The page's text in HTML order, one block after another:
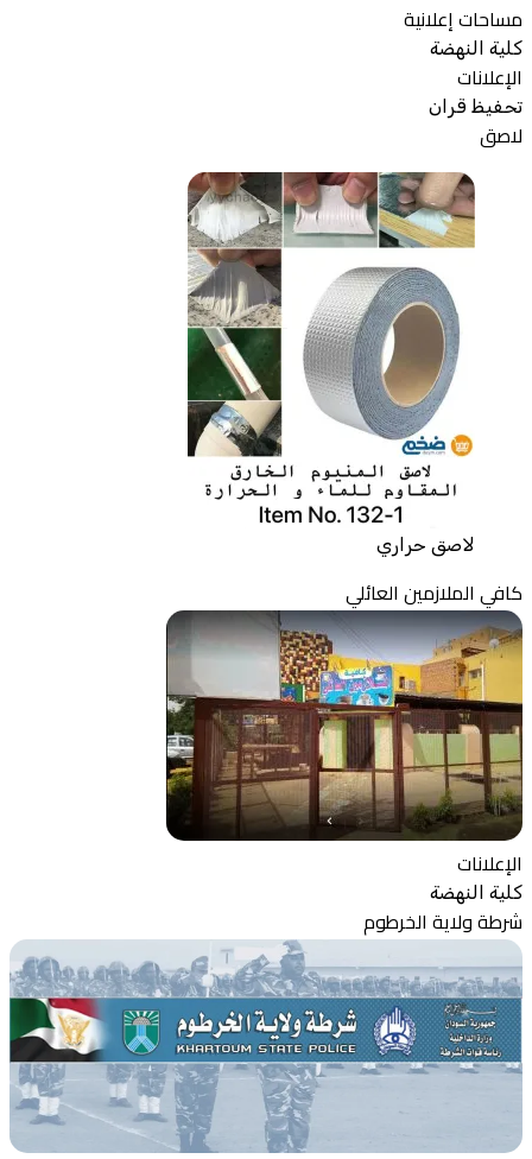
مساحات إعلانية
كلية النهضة
الإعلانات
تحفيظ قران
لاصق
لاصق حراري
كافي الملازمين العائلي
الإعلانات
كلية النهضة
شرطة ولاية الخرطوم